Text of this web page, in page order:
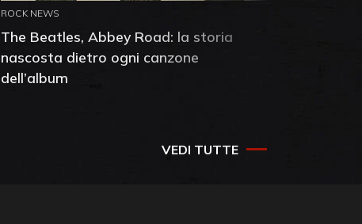
ROCK NEWS
The Beatles, Abbey Road: la storia
nascosta dietro ogni canzone
dell’album
VEDI TUTTE